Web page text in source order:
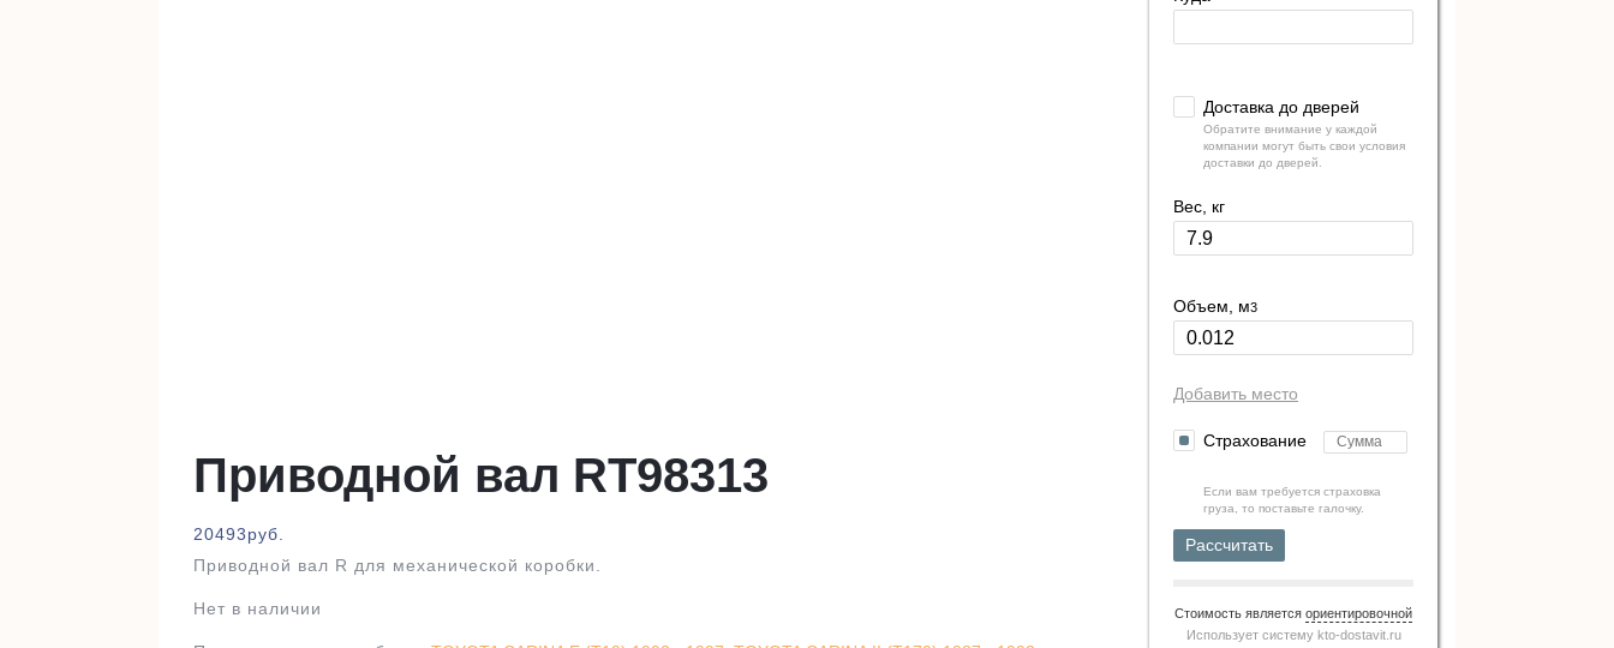
Приводной вал RT98313
20493руб.
Приводной вал R для механической коробки.
Нет в наличии
Доставка до дверей
Обратите внимание у каждой
компании могут быть свои условия
доставки до дверей.
Вес, кг
Объем, м3
Добавить место
Страхование
Если вам требуется страховка
груза, то поставьте галочку.
Рассчитать
Стоимость является ориентировочной
Использует систему kto-dostavit.ru